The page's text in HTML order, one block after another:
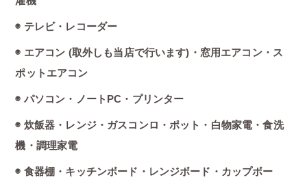
◉ テレビ・レコーダー
◉ エアコン (取外しも当店で行います)・窓用エアコン・ス
ポットエアコン
◉ パソコン・ノートPC・プリンター
◉ 炊飯器・レンジ・ガスコンロ・ポット・白物家電・食洗
機・調理家電
◉ 食器棚・キッチンボード・レンジボード・カップボー